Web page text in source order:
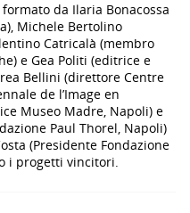
da Ilaria Bonacossa
Michele Bertolino
Catricalà (membro
e Gea Politi (editrice e
Bellini (direttore Centre
de l’Image en
Museo Madre, Napoli) e
Paul Thorel, Napoli)
(Presidente Fondazione
i progetti vincitori.